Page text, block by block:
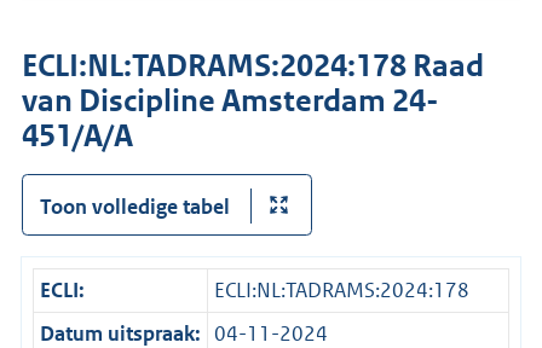
ECLI:NL:TADRAMS:2024:178 Raad
van Discipline Amsterdam 24-
451/A/A
Toon volledige tabel
ECLI:
ECLI:NL:TADRAMS:2024:178
Datum uitspraak: 04-11-2024